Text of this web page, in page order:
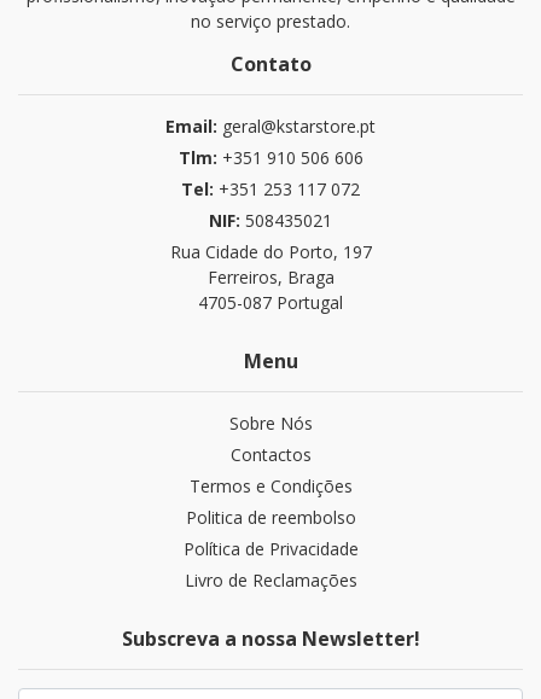
no serviço prestado.
Contato
Email: geral@kstarstore.pt
Tlm: +351 910 506 606
Tel: +351 253 117 072
NIF: 508435021
Rua Cidade do Porto, 197
Ferreiros, Braga
4705-087 Portugal
Menu
Sobre Nós
Contactos
Termos e Condições
Politica de reembolso
Política de Privacidade
Livro de Reclamações
Subscreva a nossa Newsletter!